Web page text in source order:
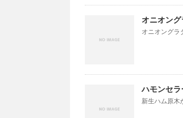
オニオング
オニオング
ハモンセ
新生ハム原木